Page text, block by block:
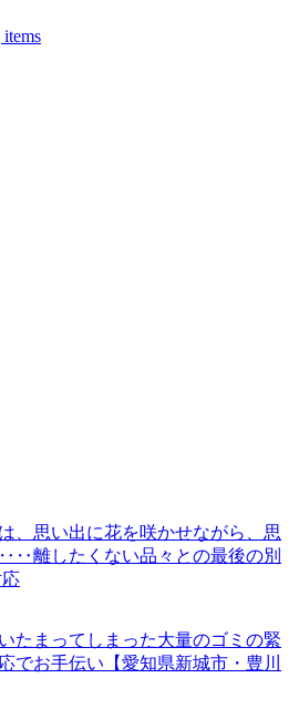
、思い出に花を咲かせながら、思
離したくない品々との最後の別
たまってしまった大量のゴミの緊
でお手伝い【愛知県新城市・豊川